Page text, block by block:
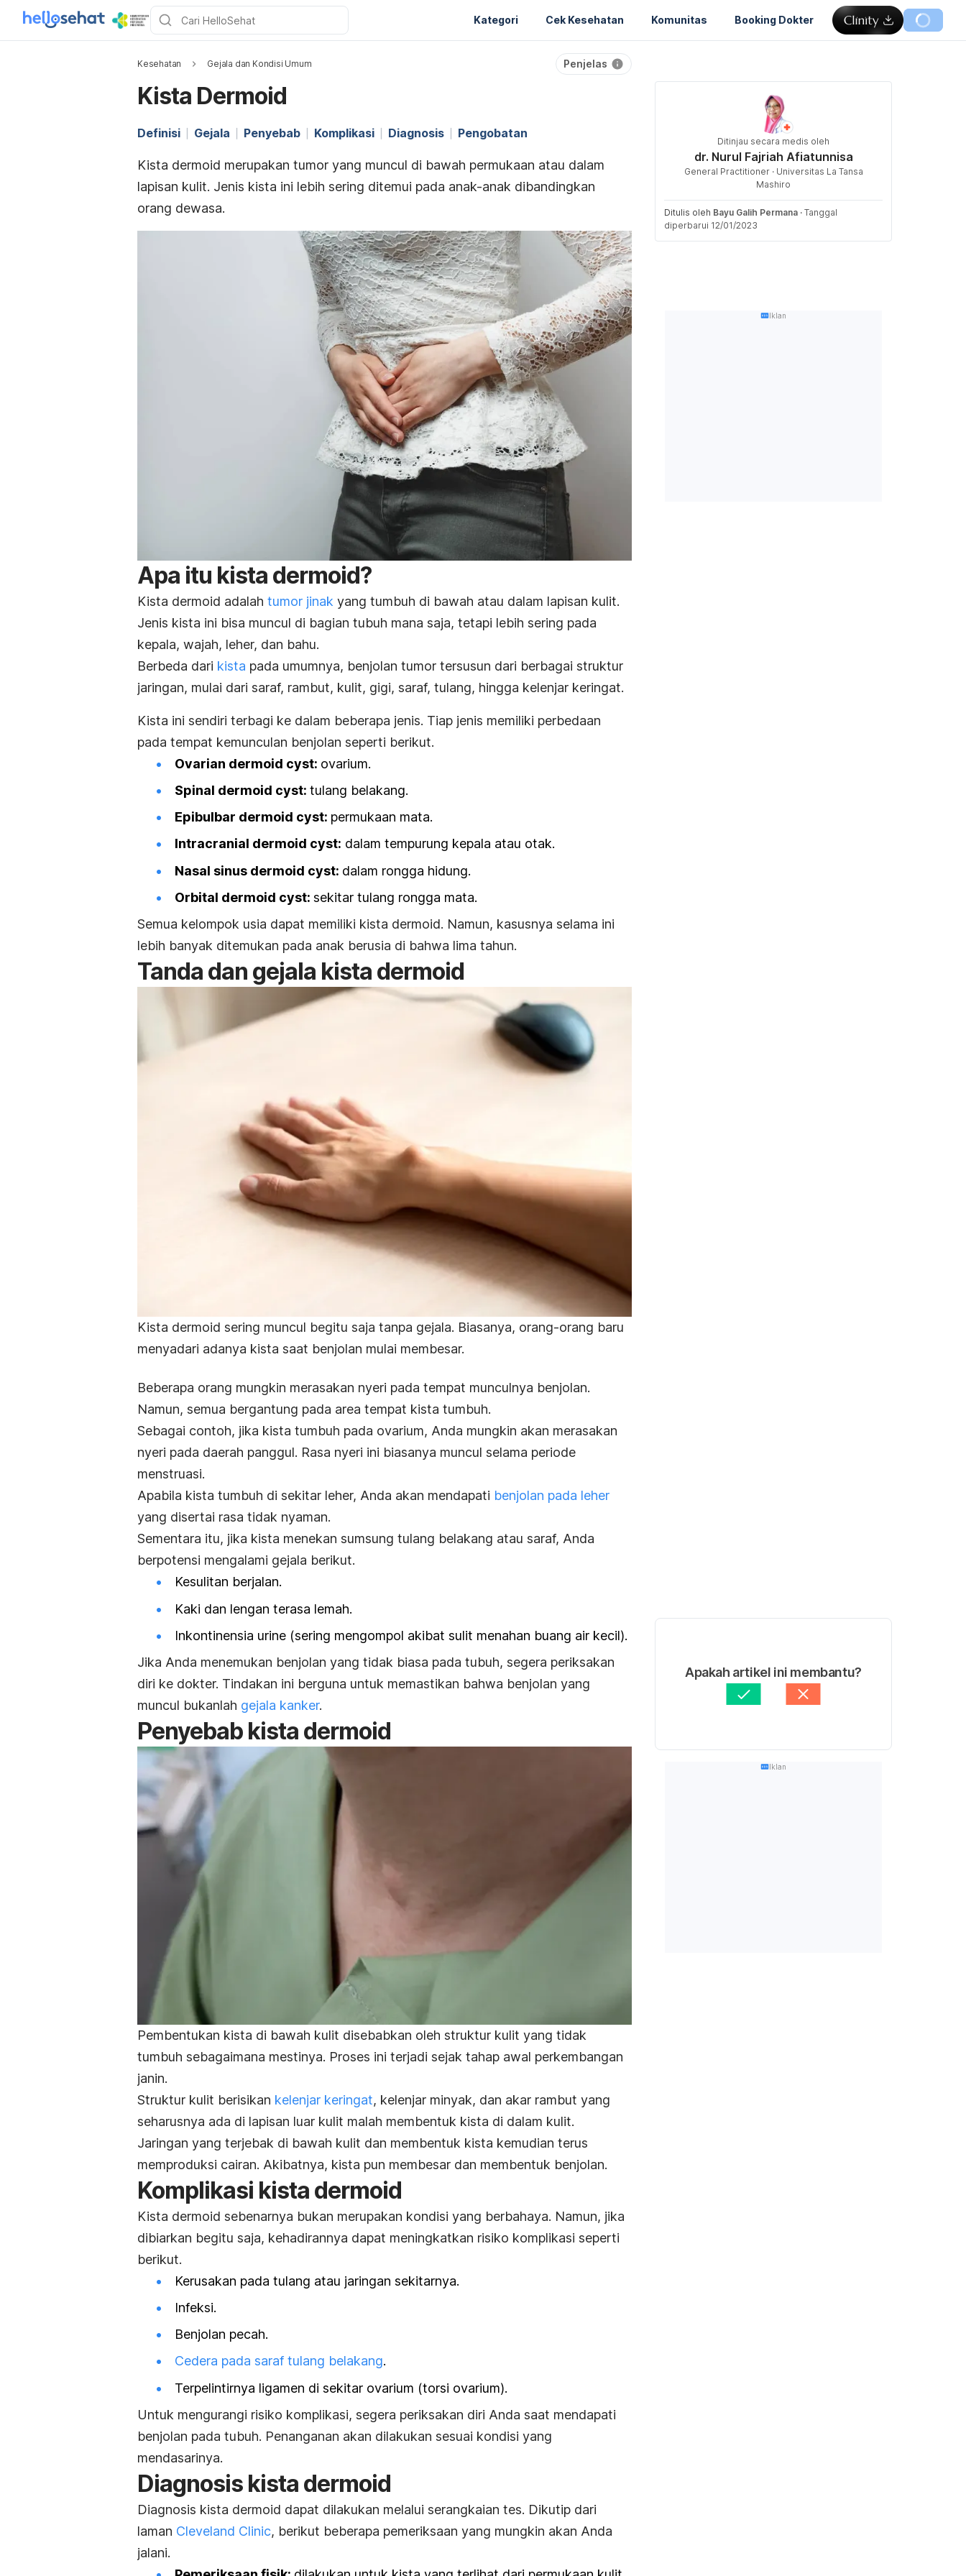
Kategori Cek Kesehatan Komunitas Booking Dokter
Kesehatan Gejala dan Kondisi Umum Penjelas
Kista Dermoid
Definisi Gejala Penyebab Komplikasi Diagnosis Pengobatan
Kista dermoid merupakan tumor yang muncul di bawah permukaan atau dalam
lapisan kulit. Jenis kista ini lebih sering ditemui pada anak-anak dibandingkan
orang dewasa.
Apa itu kista dermoid?
Kista dermoid adalah tumor jinak yang tumbuh di bawah atau dalam lapisan kulit.
Jenis kista ini bisa muncul di bagian tubuh mana saja, tetapi lebih sering pada
kepala, wajah, leher, dan bahu.
Berbeda dari kista pada umumnya, benjolan tumor tersusun dari berbagai struktur
jaringan, mulai dari saraf, rambut, kulit, gigi, saraf, tulang, hingga kelenjar keringat.
Kista ini sendiri terbagi ke dalam beberapa jenis. Tiap jenis memiliki perbedaan
pada tempat kemunculan benjolan seperti berikut.
Ovarian dermoid cyst: ovarium.
Spinal dermoid cyst: tulang belakang.
Epibulbar dermoid cyst: permukaan mata.
Intracranial dermoid cyst: dalam tempurung kepala atau otak.
Nasal sinus dermoid cyst: dalam rongga hidung.
Orbital dermoid cyst: sekitar tulang rongga mata.
Semua kelompok usia dapat memiliki kista dermoid. Namun, kasusnya selama ini
lebih banyak ditemukan pada anak berusia di bahwa lima tahun.
Tanda dan gejala kista dermoid
Kista dermoid sering muncul begitu saja tanpa gejala. Biasanya, orang-orang baru
menyadari adanya kista saat benjolan mulai membesar.
Beberapa orang mungkin merasakan nyeri pada tempat munculnya benjolan.
Namun, semua bergantung pada area tempat kista tumbuh.
Sebagai contoh, jika kista tumbuh pada ovarium, Anda mungkin akan merasakan
nyeri pada daerah panggul. Rasa nyeri ini biasanya muncul selama periode
menstruasi.
Apabila kista tumbuh di sekitar leher, Anda akan mendapati benjolan pada leher
yang disertai rasa tidak nyaman.
Sementara itu, jika kista menekan sumsung tulang belakang atau saraf, Anda
berpotensi mengalami gejala berikut.
Kesulitan berjalan.
Kaki dan lengan terasa lemah.
Inkontinensia urine (sering mengompol akibat sulit menahan buang air kecil).
Jika Anda menemukan benjolan yang tidak biasa pada tubuh, segera periksakan
diri ke dokter. Tindakan ini berguna untuk memastikan bahwa benjolan yang
muncul bukanlah gejala kanker.
Penyebab kista dermoid
Pembentukan kista di bawah kulit disebabkan oleh struktur kulit yang tidak
tumbuh sebagaimana mestinya. Proses ini terjadi sejak tahap awal perkembangan
janin.
Struktur kulit berisikan kelenjar keringat, kelenjar minyak, dan akar rambut yang
seharusnya ada di lapisan luar kulit malah membentuk kista di dalam kulit.
Jaringan yang terjebak di bawah kulit dan membentuk kista kemudian terus
memproduksi cairan. Akibatnya, kista pun membesar dan membentuk benjolan.
Komplikasi kista dermoid
Kista dermoid sebenarnya bukan merupakan kondisi yang berbahaya. Namun, jika
dibiarkan begitu saja, kehadirannya dapat meningkatkan risiko komplikasi seperti
berikut.
Kerusakan pada tulang atau jaringan sekitarnya.
Infeksi.
Benjolan pecah.
Cedera pada saraf tulang belakang.
Terpelintirnya ligamen di sekitar ovarium (torsi ovarium).
Untuk mengurangi risiko komplikasi, segera periksakan diri Anda saat mendapati
benjolan pada tubuh. Penanganan akan dilakukan sesuai kondisi yang
mendasarinya.
Diagnosis kista dermoid
Diagnosis kista dermoid dapat dilakukan melalui serangkaian tes. Dikutip dari
laman Cleveland Clinic, berikut beberapa pemeriksaan yang mungkin akan Anda
jalani.
Ditinjau secara medis oleh
dr. Nurul Fajriah Afiatunnisa
General Practitioner · Universitas La Tansa
Mashiro
Ditulis oleh Bayu Galih Permana · Tanggal
diperbarui 12/01/2023
Iklan
Apakah artikel ini membantu?
Iklan